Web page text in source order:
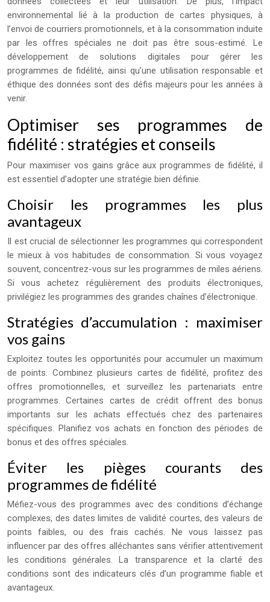
environnemental lié à la production de cartes physiques, à
l’envoi de courriers promotionnels, et à la consommation induite
par les offres spéciales ne doit pas être sous-estimé. Le
développement de solutions digitales pour gérer les
programmes de fidélité, ainsi qu’une utilisation responsable et
éthique des données sont des défis majeurs pour les années à
venir.
Optimiser ses programmes de
fidélité : stratégies et conseils
Pour maximiser vos gains grâce aux programmes de fidélité, il
est essentiel d’adopter une stratégie bien définie.
Choisir les programmes les plus
avantageux
Il est crucial de sélectionner les programmes qui correspondent
le mieux à vos habitudes de consommation. Si vous voyagez
souvent, concentrez-vous sur les programmes de miles aériens.
Si vous achetez régulièrement des produits électroniques,
privilégiez les programmes des grandes chaînes d’électronique.
Stratégies d’accumulation : maximiser
vos gains
Exploitez toutes les opportunités pour accumuler un maximum
de points. Combinez plusieurs cartes de fidélité, profitez des
offres promotionnelles, et surveillez les partenariats entre
programmes. Certaines cartes de crédit offrent des bonus
importants sur les achats effectués chez des partenaires
spécifiques. Planifiez vos achats en fonction des périodes de
bonus et des offres spéciales.
Éviter les pièges courants des
programmes de fidélité
Méfiez-vous des programmes avec des conditions d’échange
complexes, des dates limites de validité courtes, des valeurs de
points faibles, ou des frais cachés. Ne vous laissez pas
influencer par des offres alléchantes sans vérifier attentivement
les conditions générales. La transparence et la clarté des
conditions sont des indicateurs clés d’un programme fiable et
avantageux.